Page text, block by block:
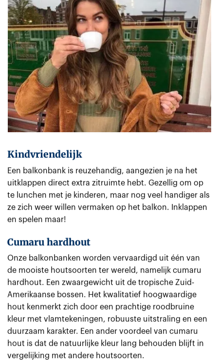
Kindvriendelijk
Een balkonbank is reuzehandig, aangezien je na het
uitklappen direct extra zitruimte hebt. Gezellig om op
te lunchen met je kinderen, maar nog veel handiger als
ze zich weer willen vermaken op het balkon. Inklappen
en spelen maar!
Cumaru hardhout
Onze balkonbanken worden vervaardigd uit één van
de mooiste houtsoorten ter wereld, namelijk cumaru
hardhout. Een zwaargewicht uit de tropische Zuid-
Amerikaanse bossen. Het kwalitatief hoogwaardige
hout kenmerkt zich door een prachtige roodbruine
kleur met vlamtekeningen, robuuste uitstraling en een
duurzaam karakter. Een ander voordeel van cumaru
hout is dat de natuurlijke kleur lang behouden blijft in
vergelijking met andere houtsoorten.